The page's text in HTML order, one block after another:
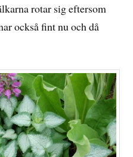
rotar sig eftersom
också fint nu och då